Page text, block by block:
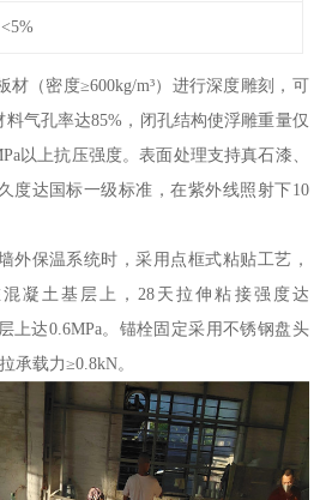
<5%
材（密度≥600kg/m³）进行深度雕刻，可
气孔率达85%，闭孔结构使浮雕重量仅
以上抗压强度。表面处理支持真石漆、
度达国标一级标准，在紫外线照射下10
外保温系统时，采用点框式粘贴工艺，
凝土基层上，28天拉伸粘接强度达
上达0.6MPa。锚栓固定采用不锈钢盘头
承载力≥0.8kN。